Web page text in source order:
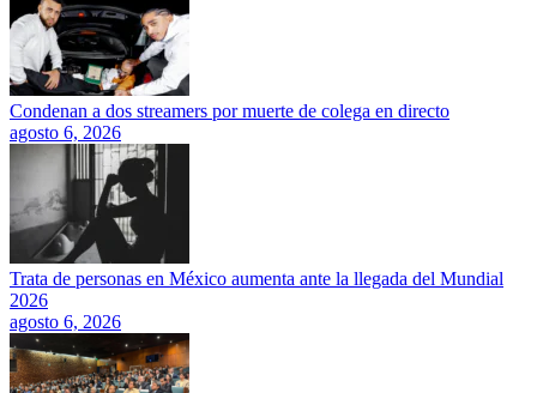
Condenan a dos streamers por muerte de colega en directo
agosto 6, 2026
Trata de personas en México aumenta ante la llegada del Mundial
2026
agosto 6, 2026